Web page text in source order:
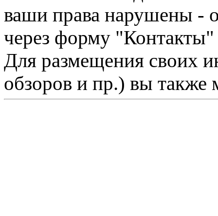
ваши права нарушены -
через форму "Контакты"
Для размещения своих
обзоров и пр.) вы также